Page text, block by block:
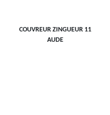
COUVREUR ZINGUEUR 11
AUDE